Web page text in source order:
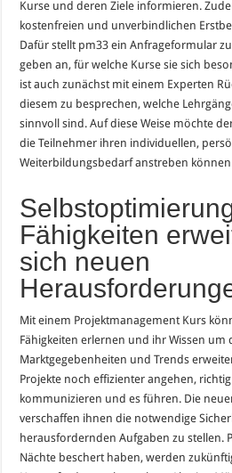
Kurse und deren Ziele informieren.
kostenfreien und unverbindlichen
Dafür stellt pm33 ein Anfrageformular
geben an, für welche Kurse sie sich
ist auch zunächst mit einem Experten
diesem zu besprechen, welche
sinnvoll sind. Auf diese Weise möchte
die Teilnehmer ihren individuellen,
Weiterbildungsbedarf anstreben
Fähigkeiten
sich neuen
Mit einem Projektmanagement Kurs
Fähigkeiten erlernen und ihr Wissen um
Marktgegebenheiten und Trends
Projekte noch effizienter angehen,
kommunizieren und es führen. Die
verschaffen ihnen die notwendige
herausfordernden Aufgaben zu stellen.
Nächte beschert haben, werden